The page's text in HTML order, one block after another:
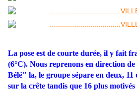
La pose est de courte durée, il y fait
(6°C). Nous reprenons en direction
Bélé" la, le groupe sépare en deux,
sur la crête tandis que 16 plus motivés